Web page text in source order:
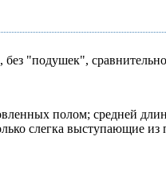
"подушек",
полом; средней
слегка выступающие